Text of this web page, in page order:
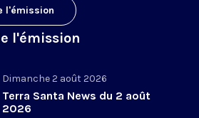
l'émission
l'émission
Dimanche 2 août 2026
Terra Santa News du 2 août
2026